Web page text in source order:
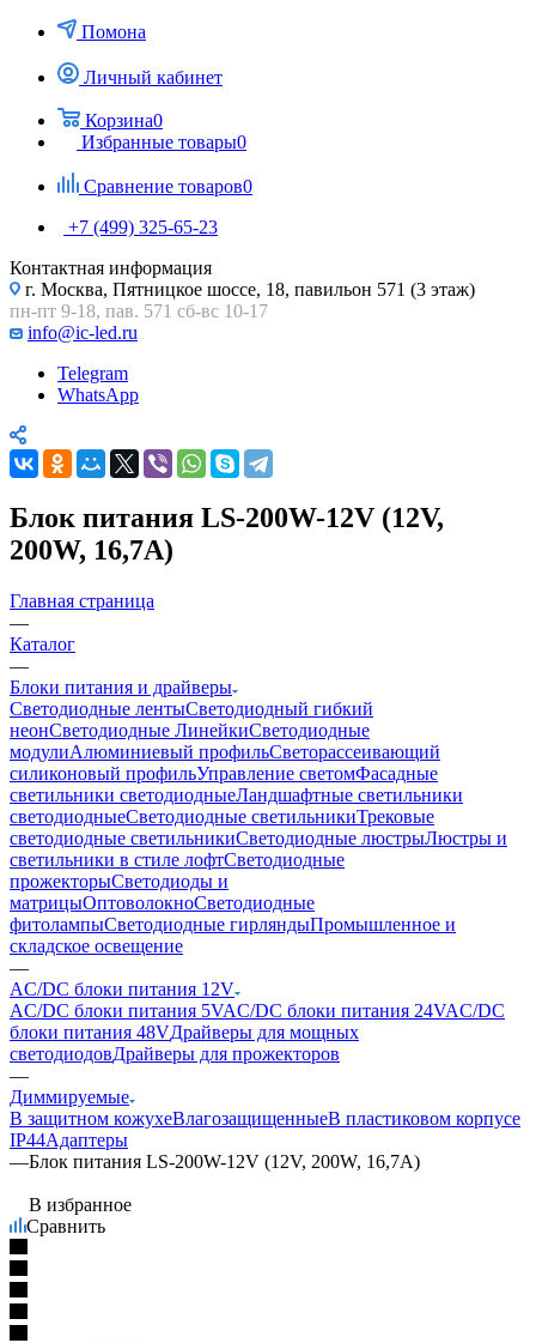
Помона
Личный кабинет
Корзина0
Избранные товары0
Сравнение товаров0
+7 (499) 325-65-23
Контактная информация
г. Москва, Пятницкое шоссе, 18, павильон 571 (3 этаж)
пн-пт 9-18, пав. 571 сб-вс 10-17
info@ic-led.ru
Telegram
WhatsApp
Блок питания LS-200W-12V (12V,
200W, 16,7A)
Главная страница
—
Каталог
—
Блоки питания и драйверы
Светодиодные лентыСветодиодный гибкий
неонСветодиодные ЛинейкиСветодиодные
модулиАлюминиевый профильСветорассеивающий
силиконовый профильУправление светомФасадные
светильники светодиодныеЛандшафтные светильники
светодиодныеСветодиодные светильникиТрековые
светодиодные светильникиСветодиодные люстрыЛюстры и
светильники в стиле лофтСветодиодные
прожекторыСветодиоды и
матрицыОптоволокноСветодиодные
фитолампыСветодиодные гирляндыПромышленное и
складское освещение
—
AC/DC блоки питания 12V
AC/DC блоки питания 5VAC/DC блоки питания 24VAC/DC
блоки питания 48VДрайверы для мощных
светодиодовДрайверы для прожекторов
—
Диммируемые
В защитном кожухеВлагозащищенныеВ пластиковом корпусе
IP44Адаптеры
—Блок питания LS-200W-12V (12V, 200W, 16,7A)
В избранное
Сравнить